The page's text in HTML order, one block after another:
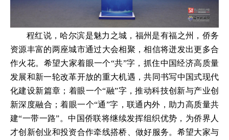
程红说，哈尔滨是魅力之城，福州是有福之州，侨务
资源丰富的两座城市通过大会相聚，相信将迸发出更多合
作火花。希望大家着眼一个“共”字，抓住中国经济高质量
发展和新一轮改革开放的重大机遇，共同书写中国式现代
化建设新篇章；着眼一个“融”字，推动科技创新与产业创
新深度融合；着眼一个“通”字，联通内外，助力高质量共
建“一带一路”。中国侨联将继续发挥组织优势，为侨界人
才创新创业和投资合作牵线搭桥、做好服务。希望大家与